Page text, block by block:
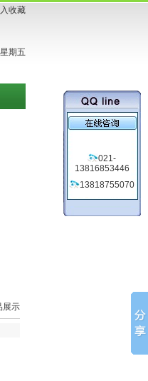
收藏
期五
展示
021-
13816853446
13818755070